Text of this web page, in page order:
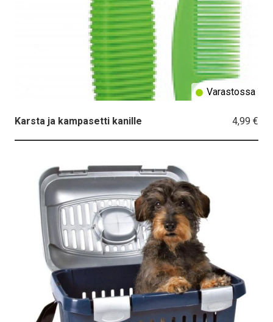
Karsta ja kampasetti kanille 4,99 €
Varastossa